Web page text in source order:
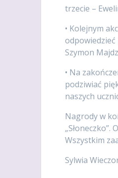
trzecie –
• Kolejnym
odpowiedzieć
Szymon
• Na
podziwiać
naszych
Nagrody w
Wszystkim
Sylwia